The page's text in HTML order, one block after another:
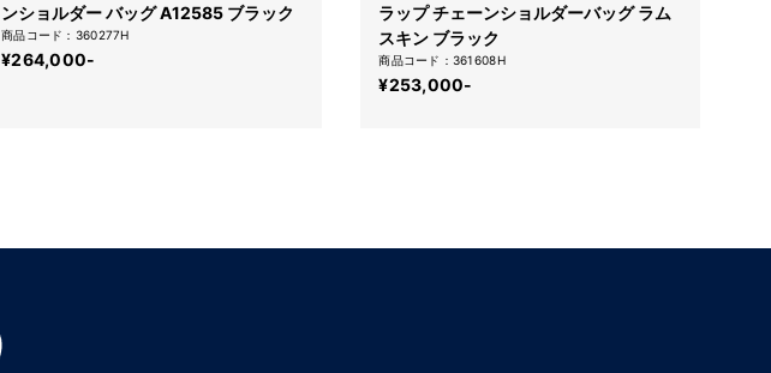
ンショルダー バッグ A12585 ブラック
商品コード：360277H
¥264,000-
ラップ チェーンショルダーバッグ ラム
スキン ブラック
商品コード：361608H
¥253,000-